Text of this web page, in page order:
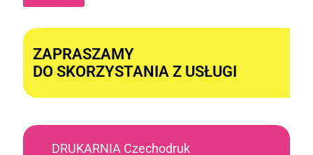
ZAPRASZAMY
DO SKORZYSTANIA Z USŁUGI
DRUKARNIA Czechodruk